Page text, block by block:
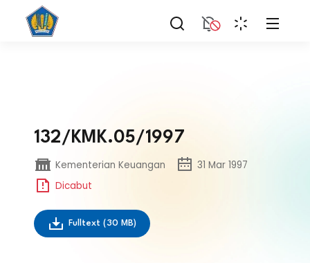
132/KMK.05/1997
Kementerian Keuangan
31 Mar 1997
Dicabut
Fulltext (30 MB)